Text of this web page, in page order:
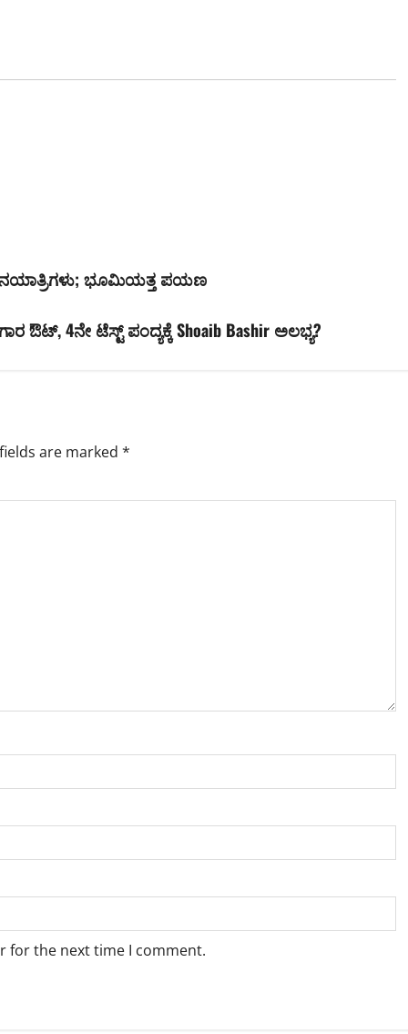
ಭೂಮಿಯತ್ತ ಪಯಣ
ಔಟ್, 4ನೇ ಟೆಸ್ಟ್ ಪಂದ್ಯಕ್ಕೆ Shoaib Bashir ಅಲಭ್ಯ?
are marked *
for the next time I comment.